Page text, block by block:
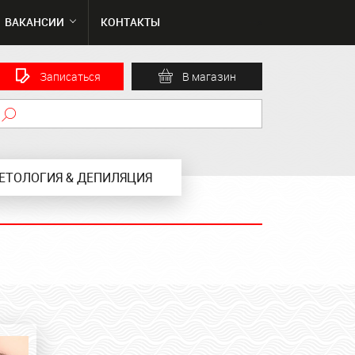
ВАКАНСИИ КОНТАКТЫ
Записаться В магазин
& ДЕПИЛЯЦИЯ